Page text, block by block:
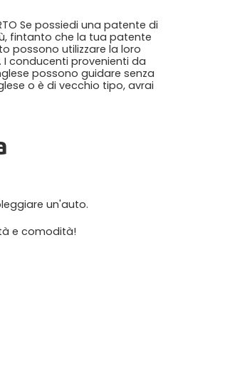
Se possiedi una patente di
fintanto che la tua patente
possono utilizzare la loro
conducenti provenienti da
possono guidare senza
o è di vecchio tipo, avrai
un'auto.
e comodità!